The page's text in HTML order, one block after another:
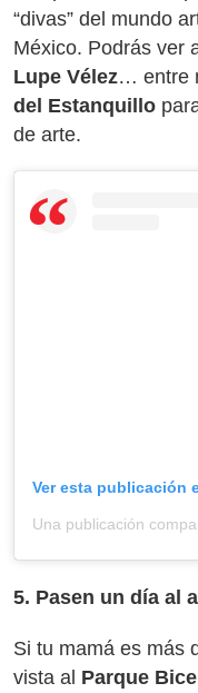
“divas” del mundo
México. Podrás ver
Lupe Vélez… entre
del Estanquillo
de arte.
Ver esta publicación
5. Pasen un día al
Si tu mamá es más
vista al Parque